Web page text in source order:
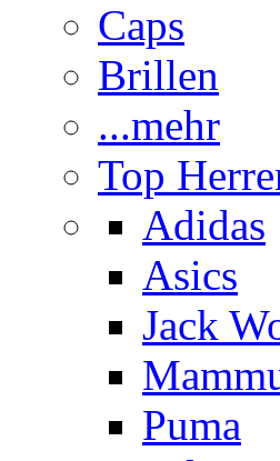
Caps
Brillen
...mehr
Top
Adidas
Asics
Jack
Puma